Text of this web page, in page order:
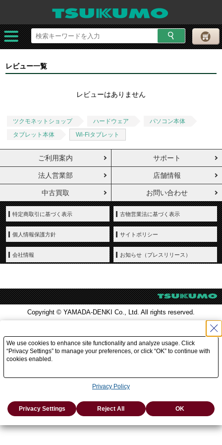
レビュー一覧
レビューはありません
ツクモネットショップ ハードウェア
パソコン本体
タブレット本体
Wi-Fiタブレット
ご利用案内 サポート
法人営業部 店舗情報
中古買取 お問い合わせ
特定商取引に基づく表示 古物営業法に基づく表示
個人情報保護方針 サイトポリシー
会社情報 お知らせ（プレスリリース）
Copyright © YAMADA-DENKI Co., Ltd. All rights reserved.
We use cookies to enhance site functionality and analyze usage. Click
“Privacy Settings” to manage your preferences, or click “OK” to continue with
cookies enabled.
Privacy Policy
Privacy Settings Reject All OK